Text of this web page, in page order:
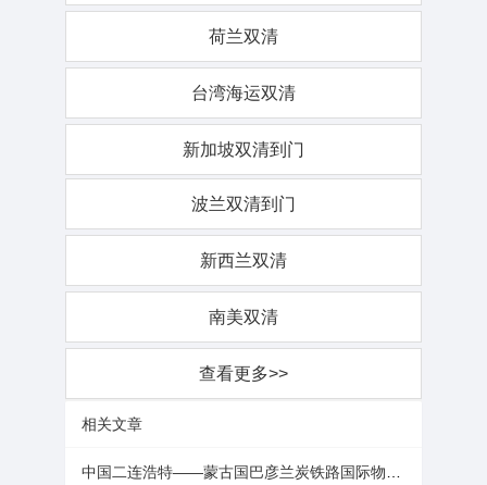
荷兰双清
台湾海运双清
新加坡双清到门
波兰双清到门
新西兰双清
南美双清
查看更多>>
相关文章
中国二连浩特——蒙古国巴彦兰炭铁路国际物流项目首列开行